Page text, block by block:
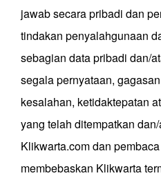
jawab secara pribadi dan
tindakan penyalahgunaan
sebagian data pribadi dan/
segala pernyataan,
kesalahan, ketidaktepatan
yang telah ditempatkan
Klikwarta.com dan
membebaskan Klikwarta